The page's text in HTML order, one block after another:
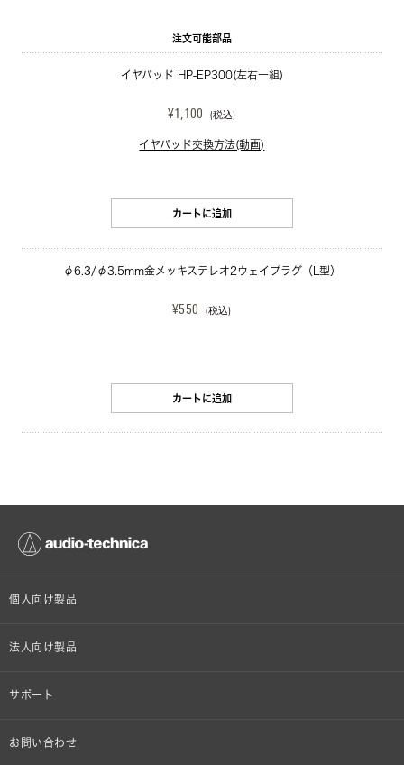
注文可能部品
イヤパッド HP-EP300(左右一組)
¥1,100 (税込)
イヤパッド交換方法(動画)
カートに追加
φ6.3/φ3.5mm金メッキステレオ2ウェイプラグ（L型）
¥550 (税込)
カートに追加
個人向け製品
オンラインストア限定
法人向け製品
設備音響機器
サポート
個人向け製品サポート
お問い合わせ